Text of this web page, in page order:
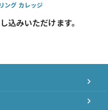
ング カレッジ
込みいただけます。
chevron_right
chevron_right